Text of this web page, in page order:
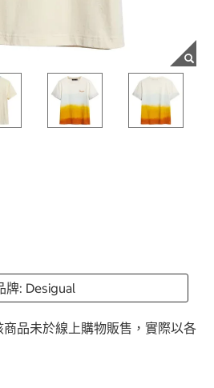
牌: Desigual
品未於線上購物販售，實際以各